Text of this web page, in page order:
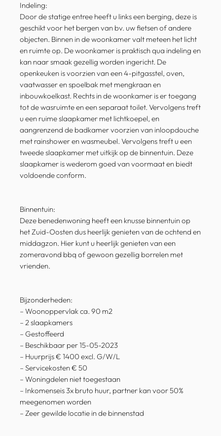
Indeling:
Door de statige entree heeft u links een berging, deze is
geschikt voor het bergen van bv. uw fietsen of andere
objecten. Binnen in de woonkamer valt meteen het licht
en ruimte op. De woonkamer is praktisch qua indeling en
kan naar smaak gezellig worden ingericht. De
openkeuken is voorzien van een 4-pitgasstel, oven,
vaatwasser en spoelbak met mengkraan en
inbouwkoelkast. Rechts in de woonkamer is er toegang
tot de wasruimte en een separaat toilet. Vervolgens treft
u een ruime slaapkamer met lichtkoepel, en
aangrenzend de badkamer voorzien van inloopdouche
met rainshower en wasmeubel. Vervolgens treft u een
tweede slaapkamer met uitkijk op de binnentuin. Deze
slaapkamer is wederom goed van voormaat en biedt
voldoende conform.
Binnentuin:
Deze benedenwoning heeft een knusse binnentuin op
het Zuid-Oosten dus heerlijk genieten van de ochtend en
middagzon. Hier kunt u heerlijk genieten van een
zomeravond bbq of gewoon gezellig borrelen met
vrienden.
Bijzonderheden:
– Woonoppervlak ca. 90 m2
– 2 slaapkamers
– Gestoffeerd
– Beschikbaar per 15-05-2023
– Huurprijs € 1400 excl. G/W/L
– Servicekosten € 50
– Woningdelen niet toegestaan
– Inkomenseis 3x bruto huur, partner kan voor 50%
meegenomen worden
– Zeer gewilde locatie in de binnenstad